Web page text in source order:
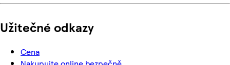
Užitečné odkazy
Cena